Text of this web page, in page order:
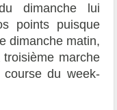
dimanche lui
points puisque
dimanche matin,
marche
du week-